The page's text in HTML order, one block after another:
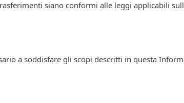
siano conformi alle leggi applicabili
a soddisfare gli scopi descritti in questa